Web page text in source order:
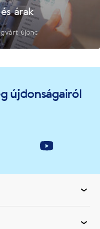
árak
újonc
újdonságairól